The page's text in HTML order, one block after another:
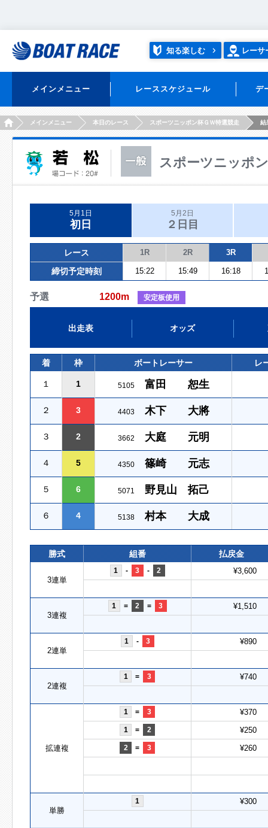
知る楽しむ レーサ
メインメニュー レーススケジュール デ
HOMEメインメニュー 本日のレース スポーツニッポン杯ＧＷ特選競走 結
スポーツニッポ
5月1日
初日
5月2日
２日目
レース 1R 2R 3R
締切予定時刻 15:22 15:49 16:18
予選 1200m 安定板使用
出走表 オッズ
着 枠 ボートレーサー レ
１ 1 5105 富田 恕生
２ 3 4403 木下 大將
３ 2 3662 大庭 元明
４ 5 4350 篠崎 元志
５ 6 5071 野見山 拓己
６ 4 5138 村本 大成
勝式 組番 払戻金
3連単
1 - 3 - 2 ¥3,600
3連複
1 = 2 = 3 ¥1,510
2連単
1 - 3 ¥890
2連複
1 = 3 ¥740
拡連複
1 = 3 ¥370
1 = 2 ¥250
2 = 3 ¥260
単勝
1 ¥300